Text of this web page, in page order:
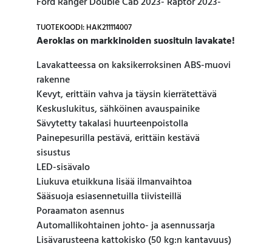
TUOTEKOODI: HAK211114007
Aeroklas on markkinoiden suosituin lavakate!
Lavakatteessa on kaksikerroksinen ABS-muovi
rakenne
Kevyt, erittäin vahva ja täysin kierrätettävä
Keskuslukitus, sähköinen avauspainike
Sävytetty takalasi huurteenpoistolla
Painepesurilla pestävä, erittäin kestävä
sisustus
LED-sisävalo
Liukuva etuikkuna lisää ilmanvaihtoa
Sääsuoja esiasennetuilla tiivisteillä
Poraamaton asennus
Automallikohtainen johto- ja asennussarja
Lisävarusteena kattokisko (50 kg:n kantavuus)